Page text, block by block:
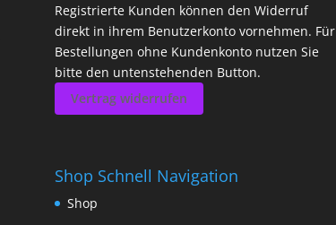
Registrierte Kunden können den Widerruf
direkt in ihrem Benutzerkonto vornehmen. Für
Bestellungen ohne Kundenkonto nutzen Sie
bitte den untenstehenden Button.
Vertrag widerrufen
Shop Schnell Navigation
Shop